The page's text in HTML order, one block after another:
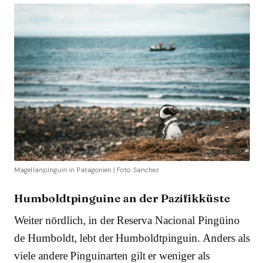
Magellanpinguin in Patagonien | Foto: Sanchez
Humboldtpinguine an der Pazifikküste
Weiter nördlich, in der Reserva Nacional Pingüino
de Humboldt, lebt der Humboldtpinguin. Anders als
viele andere Pinguinarten gilt er weniger als